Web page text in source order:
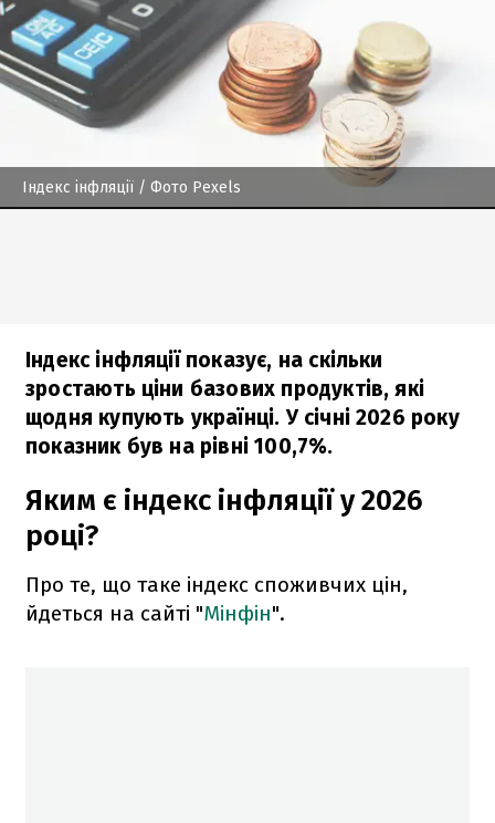
Індекс інфляції / Фото Pexels
Індекс інфляції показує, на скільки
зростають ціни базових продуктів, які
щодня купують українці. У січні 2026 року
показник був на рівні 100,7%.
Яким є індекс інфляції у 2026
році?
Про те, що таке індекс споживчих цін,
йдеться на сайті "Мінфін".